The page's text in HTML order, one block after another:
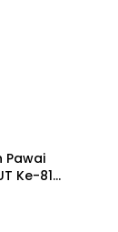
Pawai
Ke-81